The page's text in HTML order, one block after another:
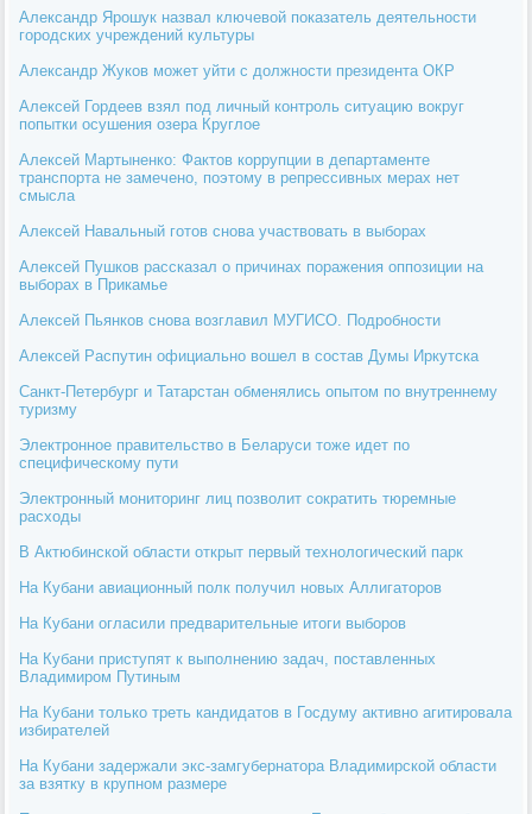
Александр Ярошук назвал ключевой показатель деятельности
городских учреждений культуры
Александр Жуков может уйти с должности президента ОКР
Алексей Гордеев взял под личный контроль ситуацию вокруг
попытки осушения озера Круглое
Алексей Мартыненко: Фактов коррупции в департаменте
транспорта не замечено, поэтому в репрессивных мерах нет
смысла
Алексей Навальный готов снова участвовать в выборах
Алексей Пушков рассказал о причинах поражения оппозиции на
выборах в Прикамье
Алексей Пьянков снова возглавил МУГИСО. Подробности
Алексей Распутин официально вошел в состав Думы Иркутска
Санкт-Петербург и Татарстан обменялись опытом по внутреннему
туризму
Электронное правительство в Беларуси тоже идет по
специфическому пути
Электронный мониторинг лиц позволит сократить тюремные
расходы
В Актюбинской области открыт первый технологический парк
На Кубани авиационный полк получил новых Аллигаторов
На Кубани огласили предварительные итоги выборов
На Кубани приступят к выполнению задач, поставленных
Владимиром Путиным
На Кубани только треть кандидатов в Госдуму активно агитировала
избирателей
На Кубани задержали экс-замгубернатора Владимирской области
за взятку в крупном размере